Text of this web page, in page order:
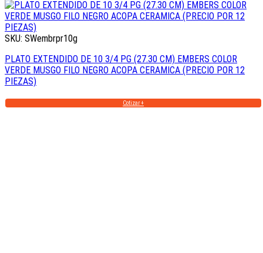
SKU: SWembrpr10g
PLATO EXTENDIDO DE 10 3/4 PG (27.30 CM) EMBERS COLOR
VERDE MUSGO FILO NEGRO ACOPA CERAMICA (PRECIO POR 12
PIEZAS)
Cotizar +